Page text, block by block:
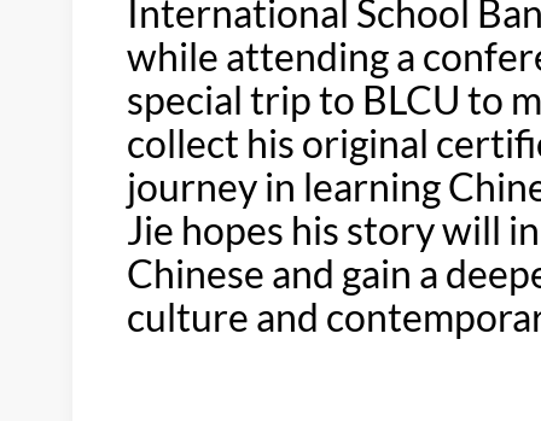
International School
while attending a
special trip to BLCU to
collect his original
journey in learning
Jie hopes his story will
Chinese and gain a
culture and